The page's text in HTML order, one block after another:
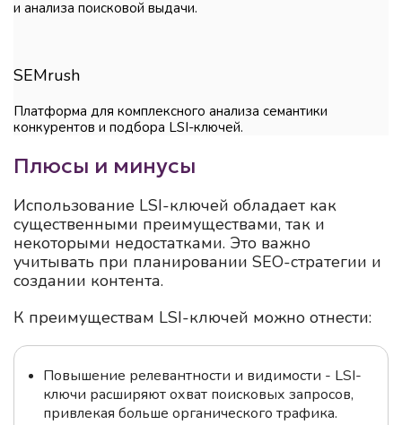
и анализа поисковой выдачи.
SEMrush
Платформа для комплексного анализа семантики
конкурентов и подбора LSI-ключей.
Плюсы и минусы
Использование LSI-ключей обладает как
существенными преимуществами, так и
некоторыми недостатками. Это важно
учитывать при планировании SEO-стратегии и
создании контента.
К преимуществам LSI-ключей можно отнести:
Повышение релевантности и видимости - LSI-
ключи расширяют охват поисковых запросов,
привлекая больше органического трафика.